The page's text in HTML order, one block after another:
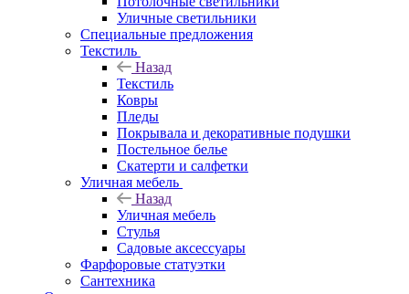
Уличные светильники
Специальные предложения
Текстиль
Назад
Текстиль
Ковры
Пледы
Покрывала и декоративные подушки
Постельное белье
Скатерти и салфетки
Уличная мебель
Назад
Уличная мебель
Стулья
Садовые аксессуары
Фарфоровые статуэтки
Сантехника